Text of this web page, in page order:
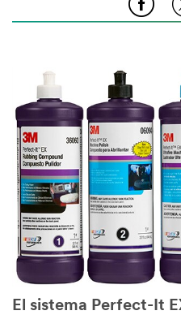
El sistema Perfect-It